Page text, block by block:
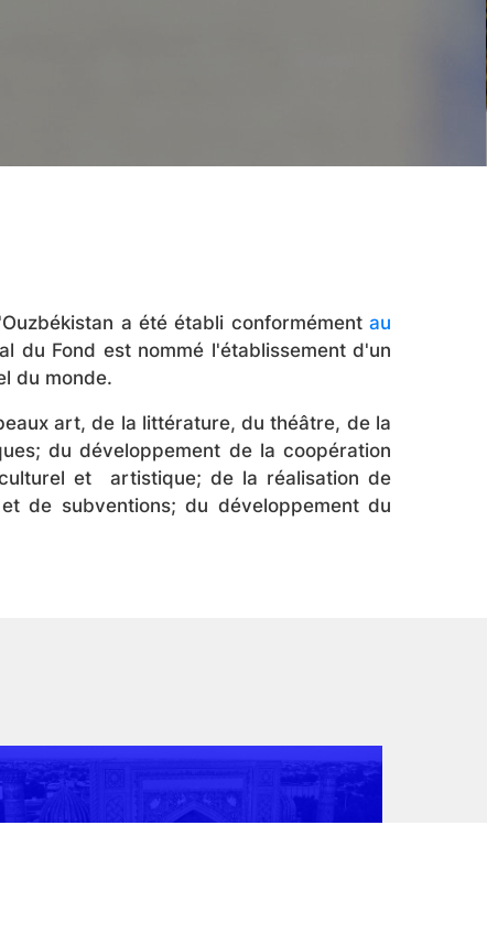
a été établi conformément au
du Fond est nommé l'établissement d'un
du monde.
art, de la littérature, du théâtre, de la
du développement de la coopération
et artistique; de la réalisation de
de subventions; du développement du